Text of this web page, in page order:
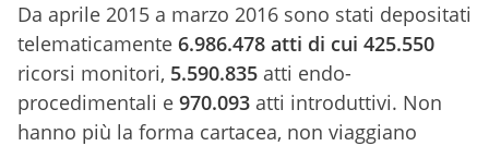
Da aprile 2015 a marzo 2016 sono stati depositati
telematicamente 6.986.478 atti di cui 425.550
ricorsi monitori, 5.590.835 atti endo-
procedimentali e 970.093 atti introduttivi. Non
hanno più la forma cartacea, non viaggiano